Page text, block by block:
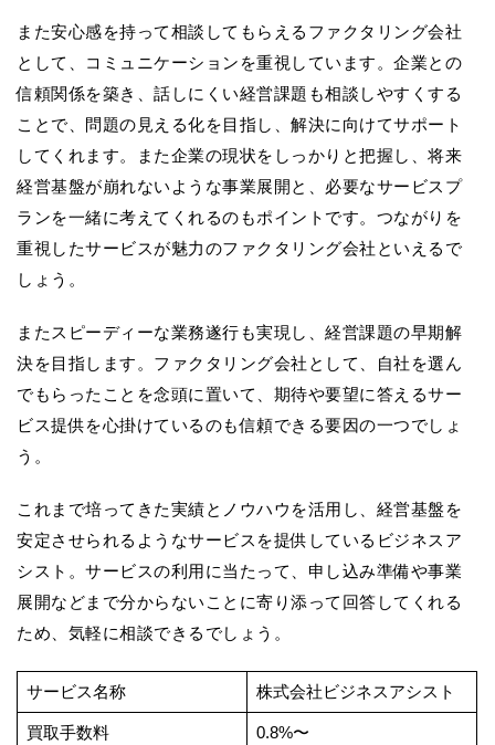
また安心感を持って相談してもらえるファクタリング会社
として、コミュニケーションを重視しています。企業との
信頼関係を築き、話しにくい経営課題も相談しやすくする
ことで、問題の見える化を目指し、解決に向けてサポート
してくれます。また企業の現状をしっかりと把握し、将来
経営基盤が崩れないような事業展開と、必要なサービスプ
ランを一緒に考えてくれるのもポイントです。つながりを
重視したサービスが魅力のファクタリング会社といえるで
しょう。
またスピーディーな業務遂行も実現し、経営課題の早期解
決を目指します。ファクタリング会社として、自社を選ん
でもらったことを念頭に置いて、期待や要望に答えるサー
ビス提供を心掛けているのも信頼できる要因の一つでしょ
う。
これまで培ってきた実績とノウハウを活用し、経営基盤を
安定させられるようなサービスを提供しているビジネスア
シスト。サービスの利用に当たって、申し込み準備や事業
展開などまで分からないことに寄り添って回答してくれる
ため、気軽に相談できるでしょう。
サービス名称 株式会社ビジネスアシスト
買取手数料 0.8%〜